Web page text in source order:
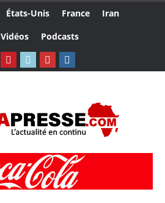
États-Unis France
Iran
Vidéos Podcasts